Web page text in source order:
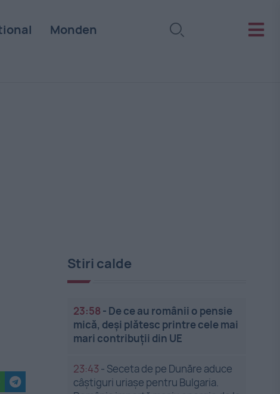
Monden
Stiri calde
23:58 - De ce au românii o pensie
mică, deși plătesc printre cele mai
mari contribuții din UE
23:43 - Seceta de pe Dunăre aduce
câștiguri uriașe pentru Bulgaria.